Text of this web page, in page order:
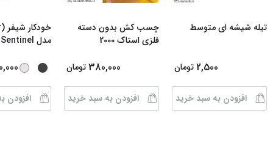
تیله شیشه ای متوسط
2,500 تومان
افزودن به سبد خرید
چسب کش بدون دسته
فلزی استاک 2000
380,000 تومان
افزودن به سبد خرید
مدل Sentinel رن
افزودن